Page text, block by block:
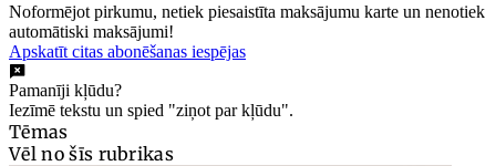
Noformējot pirkumu, netiek piesaistīta maksājumu karte un nenotiek
automātiski maksājumi!
Apskatīt citas abonēšanas iespējas
Pamanīji kļūdu?
Iezīmē tekstu un spied "ziņot par kļūdu".
Tēmas
Vēl no šīs rubrikas